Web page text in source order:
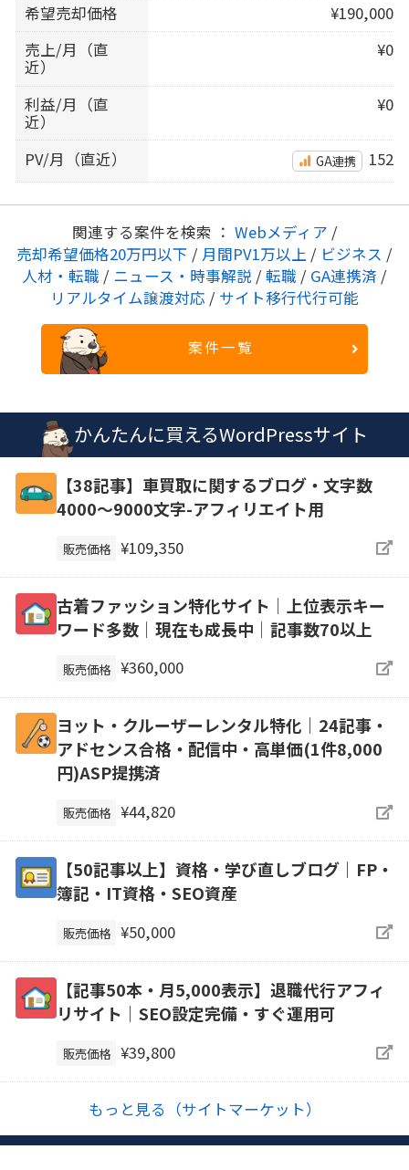
希望売却価格
¥190,000
売上/月（直
近）
¥0
利益/月（直
近）
¥0
PV/月（直近） GA連携 152
関連する案件を検索 ： Webメディア /
売却希望価格20万円以下 / 月間PV1万以上 / ビジネス /
人材・転職 / ニュース・時事解説 / 転職 / GA連携済 /
リアルタイム譲渡対応 / サイト移行代行可能
案件一覧
かんたんに買えるWordPressサイト
【38記事】車買取に関するブログ・文字数
4000～9000文字-アフィリエイト用
販売価格 ¥109,350
古着ファッション特化サイト│上位表示キー
ワード多数│現在も成長中│記事数70以上
販売価格 ¥360,000
ヨット・クルーザーレンタル特化｜24記事・
アドセンス合格・配信中・高単価(1件8,000
円)ASP提携済
販売価格 ¥44,820
【50記事以上】資格・学び直しブログ｜FP・
簿記・IT資格・SEO資産
販売価格 ¥50,000
【記事50本・月5,000表示】退職代行アフィ
リサイト｜SEO設定完備・すぐ運用可
販売価格 ¥39,800
もっと見る（サイトマーケット）